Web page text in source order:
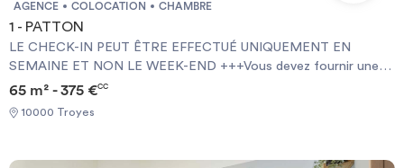
AGENCE COLOCATION CHAMBRE
1 - PATTON
LE CHECK-IN PEUT ÊTRE EFFECTUÉ UNIQUEMENT EN
SEMAINE ET NON LE WEEK-END +++Vous devez fournir une
Garantie Visale obligatoirement et une assurance habitation+++
[ENG] CHECK-IN CAN ONLY BE DONE ON WEEKDAYS AND
NOT AT WEEKENDS +++You must provide a Visale Guarantee
65 m² - 375 €CC
10000 Troyes